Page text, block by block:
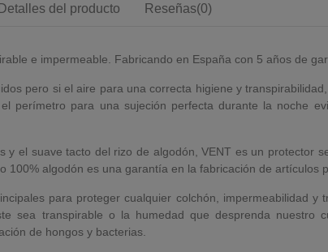
Detalles del producto Reseñas(0)
e impermeable. Fabricando en España con 5 años de
pero si el aire para una correcta higiene y
perímetro para una sujeción perfecta durante la noche
y el suave tacto del rizo de algodón, VENT es un protector
algodón es una garantía en la fabricación de artículos
para proteger cualquier colchón, impermeabilidad y
sea transpirable o la humedad que desprenda nuestro
de hongos y bacterias.